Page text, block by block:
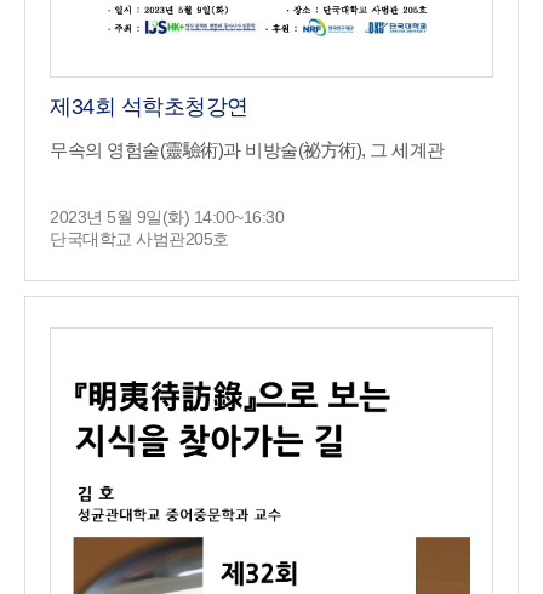
제34회 석학초청강연
무속의 영험술(靈驗術)과 비방술(祕方術), 그 세계관
2023년 5월 9일(화) 14:00~16:30
단국대학교 사범관205호